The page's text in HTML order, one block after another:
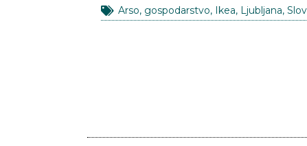
Arso, gospodarstvo, Ikea, Ljubljana,